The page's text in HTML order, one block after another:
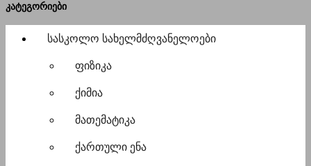
კატეგორიები
სასკოლო სახელმძღვანელოები
ფიზიკა
ქიმია
მათემატიკა
ქართული ენა